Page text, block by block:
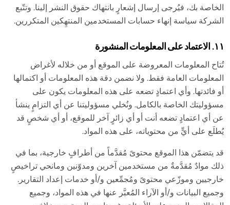
الخاصة بك، فيُرجى إرسال إشعارٍ بانتهاك حقوق النشر إلينا. وتتّبع
الشركة سياسة إنهاء حسابات المستخدمين المنتهِكين المتكررين.
١١. الاعتماد على المعلومات المنشورة
تُتاح المعلومات المعروضة على الموقع أو من خلاله لأغراض
المعلومات العامة فقط. ولا نضمن دقة هذه المعلومات أو اكتمالها
أو فائدتها. وأي اعتمادٍ تضعه على هذه المعلومات يكون على
مسؤوليتك الخاصة بالكامل. ونُخلي مسؤوليتنا عن أي التزامٍ ينشأ
عن أي اعتمادٍ تضعه أنت أو أي زائرٍ آخر للموقع، أو أي شخصٍ قد
يُطلَع على أيٍّ من محتوياته، على هذه المواد.
قد يتضمّن هذا الموقع محتوىً مُقدَّماً من أطرافٍ خارجية، بما في
ذلك موادٌ مُقدَّمةٌ من مستخدمين آخرين ومدوّنين ومانحي تراخيصٍ
خارجيين وموزّعي محتوىً ومُجمِّعين و/أو خدمات إعداد التقارير.
وجميع البيانات و/أو الآراء المُعبَّر عنها في هذه المواد، وجميع